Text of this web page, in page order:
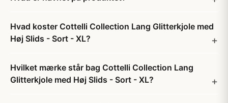
Hvad koster Cottelli Collection Lang Glitterkjole med
Høj Slids - Sort - XL?
Hvilket mærke står bag Cottelli Collection Lang
Glitterkjole med Høj Slids - Sort - XL?